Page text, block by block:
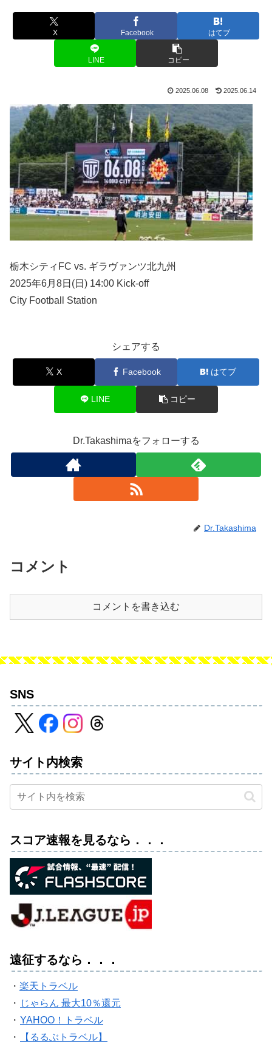
X Facebook はてブ
LINE コピー
2025.06.08 2025.06.14
栃木シティFC vs. ギラヴァンツ北九州
2025年6月8日(日) 14:00 Kick-off
City Football Station
シェアする
X Facebook はてブ
LINE コピー
Dr.Takashimaをフォローする
Dr.Takashima
コメント
コメントを書き込む
SNS
サイト内検索
スコア速報を見るなら．．．
遠征するなら．．．
・ 楽天トラベル
・ じゃらん 最大10％還元
・ YAHOO！トラベル
・
【るるぶトラベル】